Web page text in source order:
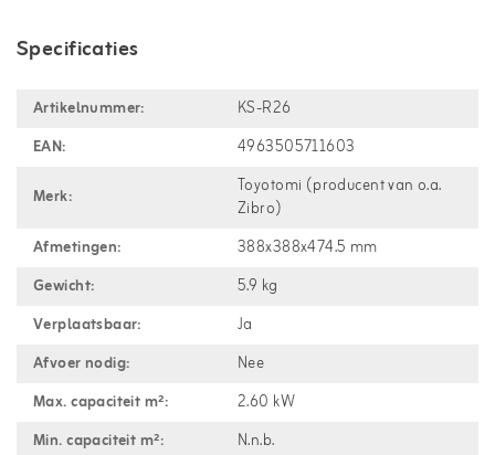
Specificaties
Artikelnummer:
KS-R26
EAN:
4963505711603
Merk:
Toyotomi (producent van o.a.
Zibro)
Afmetingen:
388x388x474.5 mm
Gewicht:
5.9 kg
Verplaatsbaar:
Ja
Afvoer nodig:
Nee
Max. capaciteit m²:
2.60 kW
Min. capaciteit m²:
N.n.b.